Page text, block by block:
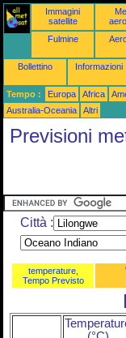
Immagini
satellite
Fulmine
Bollettino Informazioni
Tempo : Europa Africa
Australia-Oceania
Altri
Previsioni
Città :
temperature,
Tempo Previsto